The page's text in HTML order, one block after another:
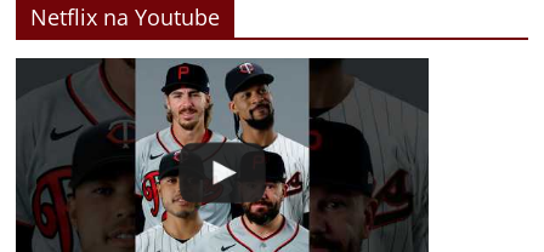
Netflix na Youtube